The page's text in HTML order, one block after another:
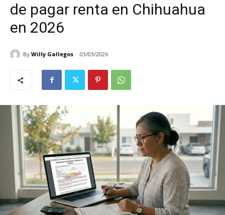
de pagar renta en Chihuahua
en 2026
By Willy Gallegos 03/03/2026